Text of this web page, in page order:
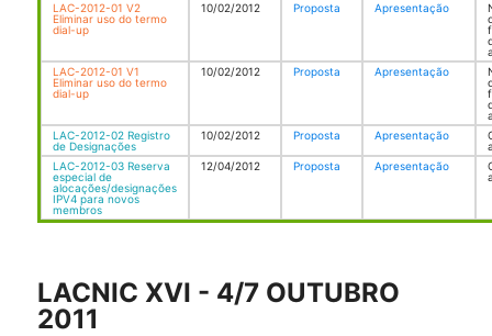
LAC-2012-01 V2
Eliminar uso do termo
dial-up
10/02/2012 Proposta Apresentação
LAC-2012-01 V1
Eliminar uso do termo
dial-up
10/02/2012 Proposta Apresentação
LAC-2012-02 Registro
de Designações
10/02/2012 Proposta Apresentação
LAC-2012-03 Reserva
especial de
alocações/designações
IPV4 para novos
membros
12/04/2012 Proposta Apresentação
LACNIC XVI - 4/7 OUTUBRO
2011